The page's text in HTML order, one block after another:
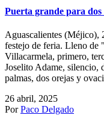
Puerta grande para dos
Aguascalientes (Méjico),
festejo de feria. Lleno de
Villacarmela, primero,
Joselito Adame, silencio,
palmas, dos orejas y
26 abril, 2025
PorPaco Delgado